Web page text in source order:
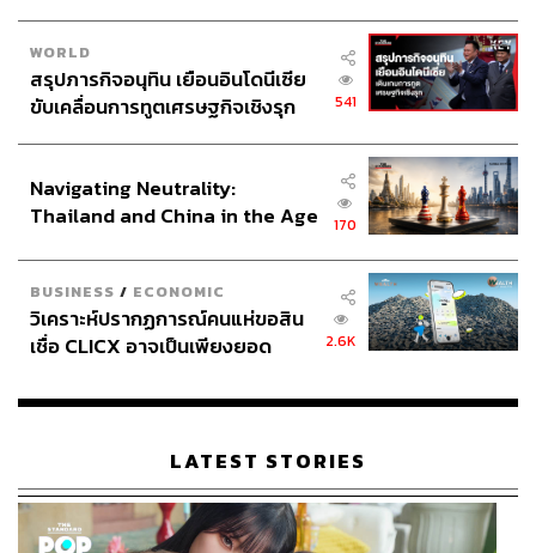
WORLD
สรุปภารกิจอนุทิน เยือนอินโดนีเซีย
ขับเคลื่อนการทูตเศรษฐกิจเชิงรุก
541
Navigating Neutrality:
Thailand and China in the Age
170
BUSINESS / ECONOMIC
วิเคราะห์ปรากฏการณ์คนแห่ขอสิน
เชื่อ CLICX อาจเป็นเพียงยอด
เรือนไทยที่ถูกซุกไว้
2.6K
LATEST STORIES